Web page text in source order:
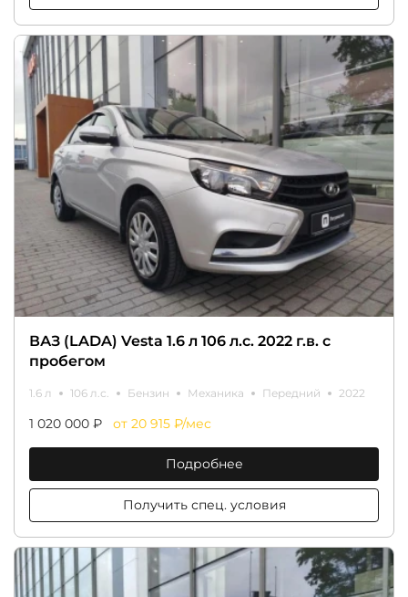
ВАЗ (LADA) Vesta 1.6 л 106 л.с. 2022 г.в. с
пробегом
1.6 л 106 л.с. Бензин Механика Передний 2022
1 020 000 ₽ от 20 915 ₽/мес
Подробнее
Получить спец. условия